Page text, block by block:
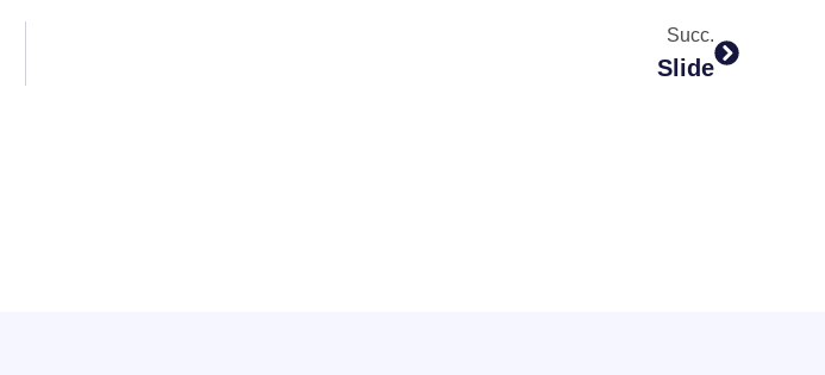
Succ.
Slide